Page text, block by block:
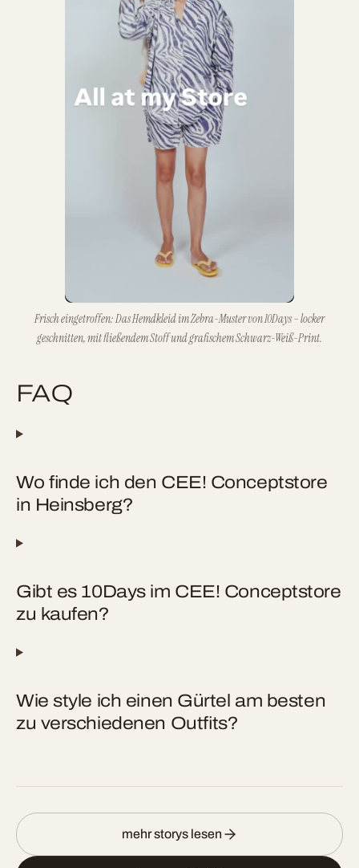
Frisch eingetroffen: Das Hemdkleid im Zebra-Muster von 10Days – locker
geschnitten, mit fließendem Stoff und grafischem Schwarz-Weiß-Print.
FAQ
Wo finde ich den CEE! Conceptstore
in Heinsberg?
Gibt es 10Days im CEE! Conceptstore
zu kaufen?
Wie style ich einen Gürtel am besten
zu verschiedenen Outfits?
mehr storys lesen